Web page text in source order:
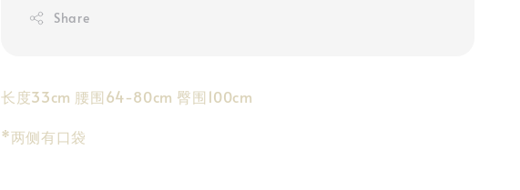
Share
长度33cm 腰围64-80cm 臀围100cm
*两侧有口袋